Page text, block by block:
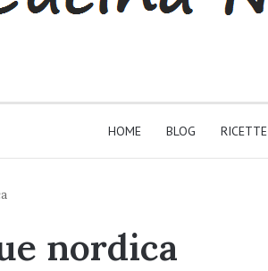
HOME BLOG RICETTE
nordica